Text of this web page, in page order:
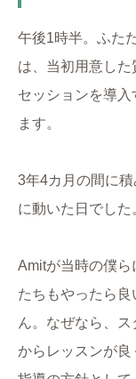
午後1時半。ふた
は、当初用意し
セッションを導
ます。
3年4カ月の間に
に動いた日でした
Amitが当時の僕
たちもやったら
ん。なぜなら、
からレッスンが良